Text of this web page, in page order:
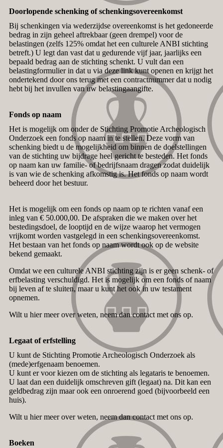
Doorlopende schenking of schenkingsovereenkomst
Bij schenkingen via wederzijdse overeenkomst is het gedoneerde
bedrag in zijn geheel aftrekbaar (geen drempel) voor de
belastingen (zelfs 125% omdat het een culturele ANBI stichting
betreft.) U legt dan vast dat u gedurende vijf jaar, jaarlijks een
bepaald bedrag aan de stichting schenkt. U vult dan een
belastingformulier in dat u via deze link kunt openen en krijgt het
ondertekend door ons terug met een contractnummer dat u nodig
hebt bij het invullen van uw belastingaangifte.
Fonds op naam
Het is mogelijk om onder de Stichting Promotie Archeologisch
Onderzoek een fonds op naam in te stellen. Deze vorm van
schenking biedt u de mogelijkheid om binnen de doelstellingen
van de stichting uw bijdrage heel gericht te besteden. Het fonds
op naam kan uw familie- of bedrijfsnaam dragen zodat duidelijk
is van wie de schenking afkomstig is. Het fonds op naam wordt
beheerd door het bestuur.
Het is mogelijk om een fonds op naam op te richten vanaf een
inleg van € 50.000,00. De afspraken die we maken over het
bestedingsdoel, de looptijd en de wijze waarop het vermogen
vrijkomt worden vastgelegd in een schenkingsovereenkomst.
Het bestaan van het fonds op naam wordt ook op de website
bekend gemaakt.
Omdat we een culturele ANBI stichting zijn is er geen schenk- of
erfbelasting verschuldigd. Het is mogelijk om een fonds of naam
bij leven af te sluiten, maar u kunt het ook in uw testament
opnemen.
Wilt u hier meer over weten, neem dan contact met ons op.
Legaat of erfstelling
U kunt de Stichting Promotie Archeologisch Onderzoek als
(mede)erfgenaam benoemen.
U kunt er voor kiezen om de stichting als legataris te benoemen.
U laat dan een duidelijk omschreven gift (legaat) na. Dit kan een
geldbedrag zijn maar ook een onroerend goed (bijvoorbeeld een
huis).
Wilt u hier meer over weten, neem dan contact met ons op.
Boeken